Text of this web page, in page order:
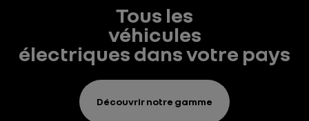
Tous les
véhicules
électriques dans votre pays
Découvrir notre gamme